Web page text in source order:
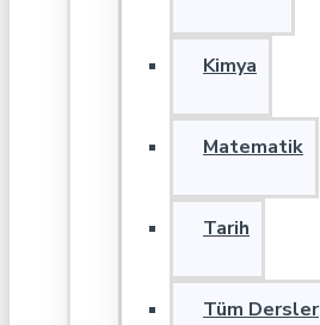
Kimya
Matematik
Tarih
Tüm Dersler